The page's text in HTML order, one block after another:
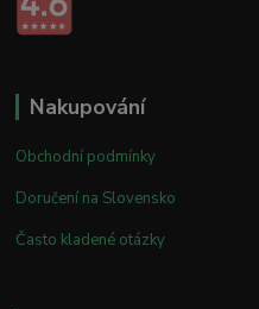
Nakupování
Obchodní podmínky
Doručení na Slovensko
Často kladené otázky